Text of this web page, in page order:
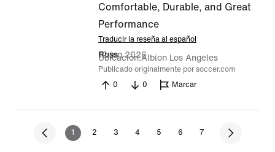
Comfortable, Durable, and Great
Performance
Traducir la reseña al español
Russ
12 jun 2026
Ubicación Albion Los Angeles
Publicado originalmente por soccer.com
0
0 Marcar
1 2 3 4 5 6 7